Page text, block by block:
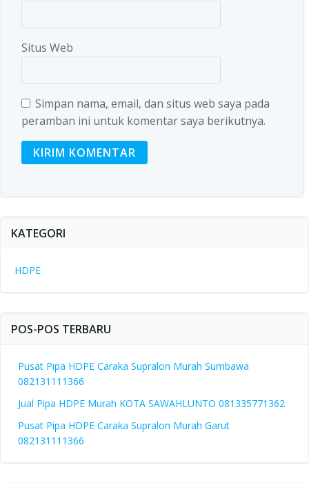
Situs Web
Simpan nama, email, dan situs web saya pada
peramban ini untuk komentar saya berikutnya.
KATEGORI
HDPE
POS-POS TERBARU
Pusat Pipa HDPE Caraka Supralon Murah Sumbawa
082131111366
Jual Pipa HDPE Murah KOTA SAWAHLUNTO 081335771362
Pusat Pipa HDPE Caraka Supralon Murah Garut
082131111366